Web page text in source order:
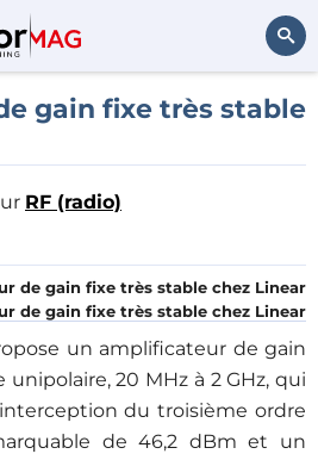
Rechercher
gain fixe très stable
RF (radio)
de gain fixe très stable chez Linear
un amplificateur de gain
20 MHz à 2 GHz, qui
du troisième ordre
de 46,2 dBm et un